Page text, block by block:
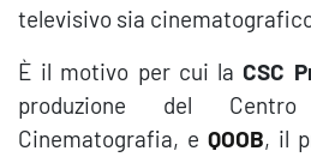
televisivo sia
È il motivo per cui laCSC
produzione del
Cinematografia, e QOOB, il